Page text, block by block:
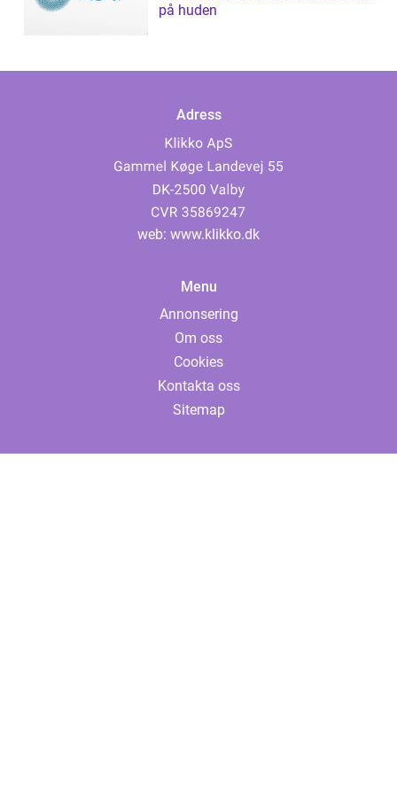
på huden
Adress
web: www.klikko.dk
Menu
Annonsering
Om oss
Cookies
Kontakta oss
Sitemap